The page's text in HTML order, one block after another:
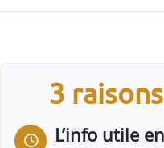
« En bloquant les
3
L’info utile